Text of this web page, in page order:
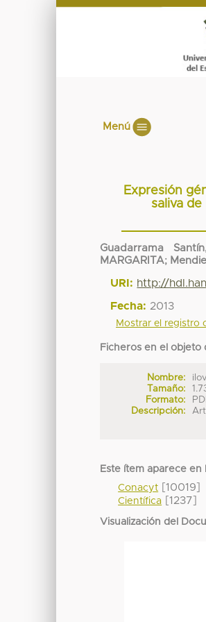
Menú
Expresión
saliva
Guadarrama
MARGARITA;
URI: http://
Fecha: 2013
Mostrar el registro
Ficheros en el objeto
Nombre:
Tamaño:
Formato:
Descripción:
Este ítem aparece
Conacyt [10019]
Científica [1237]
Visualización del